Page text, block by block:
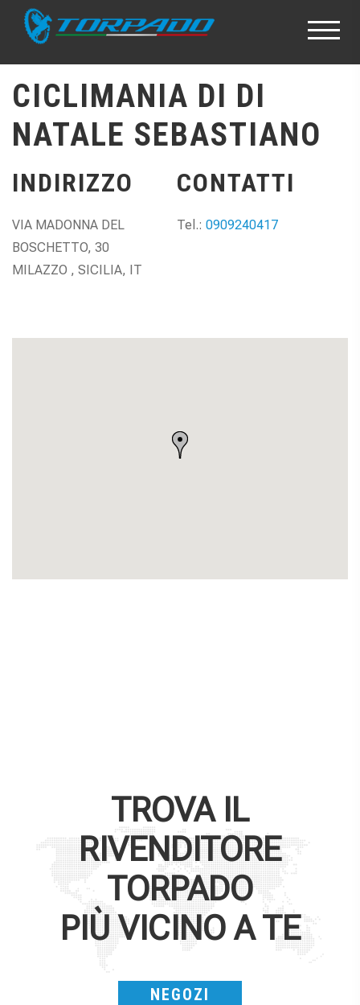
CICLIMANIA DI DI
NATALE SEBASTIANO
INDIRIZZO
VIA MADONNA DEL
BOSCHETTO, 30
MILAZZO , SICILIA, IT
CONTATTI
Tel.: 0909240417
TROVA IL
RIVENDITORE
TORPADO
PIÙ VICINO A TE
NEGOZI